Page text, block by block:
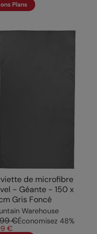
Plans
de microfibre
- Géante - 150 x
Gris Foncé
Warehouse
€Économisez 48%
€